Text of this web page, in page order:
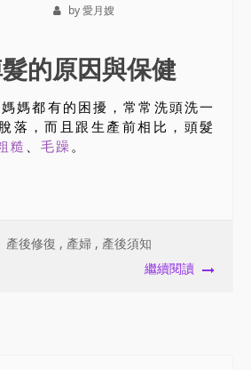
by 愛月嫂
的原因與保健
媽都有的困擾，常常洗頭洗一
落，而且跟生產前相比，頭髮
糙 、 毛躁。
產後修復 , 產婦 , 產後須知
繼續閱讀